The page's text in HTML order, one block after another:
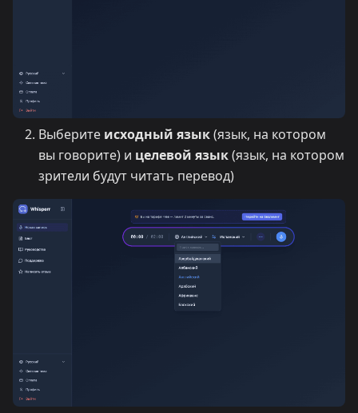
Выберите исходный язык(язык, на котором
вы говорите) и целевой язык(язык, на котором
зрители будут читать перевод)